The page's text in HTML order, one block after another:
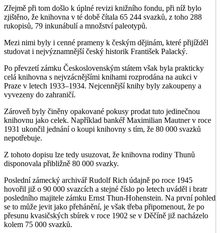
Zřejmě při tom došlo k úplné revizi knižního fondu, při níž bylo
zjištěno, že knihovna v té době čítala 65 244 svazků, z toho 288
rukopisů, 79 inkunábulí a množství paleotypů.
Mezi nimi byly i cenné prameny k českým dějinám, které přijížděl
studovat i nejvýznamnější český historik František Palacký.
Po převzetí zámku Československým státem však byla prakticky
celá knihovna s nejvzácnějšími knihami rozprodána na aukci v
Praze v letech 1933–1934. Nejcennější knihy byly zakoupeny a
vyvezeny do zahraničí.
Zároveň byly činěny opakované pokusy prodat tuto jedinečnou
knihovnu jako celek. Například bankéř Maximilian Mautner v roce
1931 ukončil jednání o koupi knihovny s tím, že 80 000 svazků
nepotřebuje.
Z tohoto dopisu lze tedy usuzovat, že knihovna rodiny Thunů
disponovala přibližně 80 000 svazky.
Poslední zámecký archivář Rudolf Rich údajně po roce 1945
hovořil již o 90 000 svazcích a stejné číslo po letech uváděl i bratr
posledního majitele zámku Ernst Thun-Hohenstein. Na první pohled
se to může jevit jako přehánění, je však třeba připomenout, že po
přesunu kvasičských sbírek v roce 1902 se v Děčíně již nacházelo
kolem 75 000 svazků.